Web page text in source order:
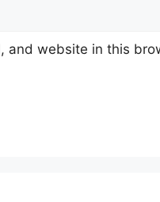
and website in this